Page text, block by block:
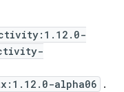
alpha06 .